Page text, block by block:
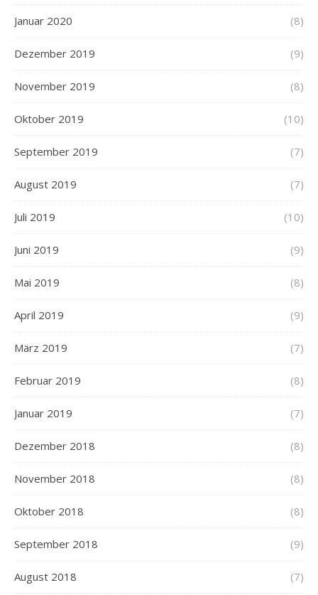
Januar 2020 (8)
Dezember 2019 (9)
November 2019 (8)
Oktober 2019 (10)
September 2019 (7)
August 2019 (7)
Juli 2019 (10)
Juni 2019 (9)
Mai 2019 (8)
April 2019 (9)
März 2019 (7)
Februar 2019 (8)
Januar 2019 (7)
Dezember 2018 (8)
November 2018 (8)
Oktober 2018 (8)
September 2018 (9)
August 2018 (7)